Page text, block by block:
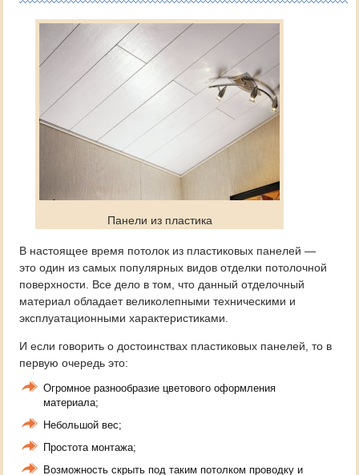
Панели из пластика
В настоящее время потолок из пластиковых панелей —
это один из самых популярных видов отделки потолочной
поверхности. Все дело в том, что данный отделочный
материал обладает великолепными техническими и
эксплуатационными характеристиками.
И если говорить о достоинствах пластиковых панелей, то в
первую очередь это:
Огромное разнообразие цветового оформления
материала;
Небольшой вес;
Простота монтажа;
Возможность скрыть под таким потолком проводку и